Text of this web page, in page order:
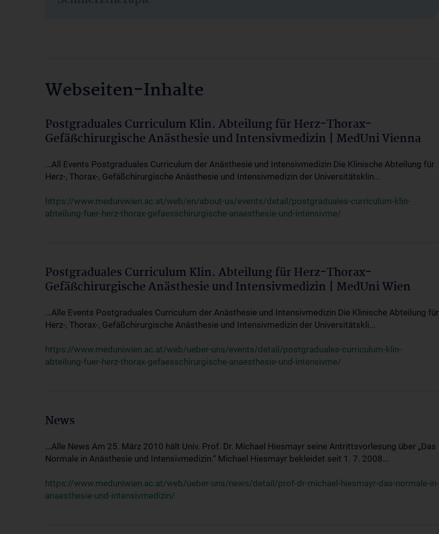
Webseiten-Inhalte
Postgraduales Curriculum Klin. Abteilung für Herz-Thorax-
Gefäßchirurgische Anästhesie und Intensivmedizin | MedUni Vienna
...All Events Postgraduales Curriculum der Anästhesie und Intensivmedizin Die Klinische Abteilung für
Herz-, Thorax-, Gefäßchirurgische Anästhesie und Intensivmedizin der Universitätsklin...
https://www.meduniwien.ac.at/web/en/about-us/events/detail/postgraduales-curriculum-klin-
abteilung-fuer-herz-thorax-gefaesschirurgische-anaesthesie-und-intensivme/
Postgraduales Curriculum Klin. Abteilung für Herz-Thorax-
Gefäßchirurgische Anästhesie und Intensivmedizin | MedUni Wien
...Alle Events Postgraduales Curriculum der Anästhesie und Intensivmedizin Die Klinische Abteilung für
Herz-, Thorax-, Gefäßchirurgische Anästhesie und Intensivmedizin der Universitätskli...
https://www.meduniwien.ac.at/web/ueber-uns/events/detail/postgraduales-curriculum-klin-
abteilung-fuer-herz-thorax-gefaesschirurgische-anaesthesie-und-intensivme/
News
...Alle News Am 25. März 2010 hält Univ. Prof. Dr. Michael Hiesmayr seine Antrittsvorlesung über „Das
Normale in Anästhesie und Intensivmedizin.“ Michael Hiesmayr bekleidet seit 1. 7. 2008...
https://www.meduniwien.ac.at/web/ueber-uns/news/detail/prof-dr-michael-hiesmayr-das-normale-in-
anaesthesie-und-intensivmedizin/